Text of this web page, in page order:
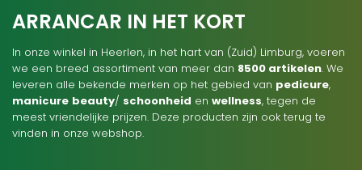
ARRANCAR IN HET KORT
In onze winkel in Heerlen, in het hart van (Zuid) Limburg, voeren
we een breed assortiment van meer dan 8500 artikelen. We
leveren alle bekende merken op het gebied van pedicure,
manicure beauty/ schoonheid en wellness, tegen de
meest vriendelijke prijzen. Deze producten zijn ook terug te
vinden in onze webshop.